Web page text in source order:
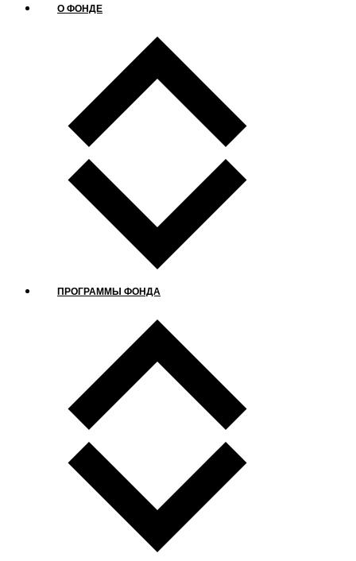
О ФОНДЕ
ПРОГРАММЫ ФОНДА